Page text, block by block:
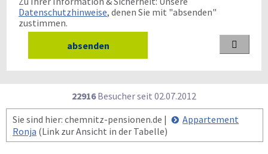
Datenschutzhinweise, denen Sie mit "absenden"
zustimmen.

22916Besucher seit 02.07.2012
Sie sind hier: chemnitz-pensionen.de |
Appartement
Ronja (Link zur Ansicht in der Tabelle)